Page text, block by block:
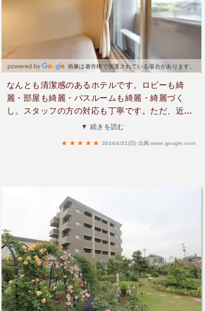
画像は著作権で保護されている場合があります。
なんとも清潔感のあるホテルです。ロビーも綺
麗・部屋も綺麗・バスルームも綺麗・綺麗づく
し。スタッフの方の対応も丁寧です。ただ、近く
に飲食店等は一切ありません。品数多めのスーパ
▼ 続きを読む
2024/4/21(日) 出典:www.google.com